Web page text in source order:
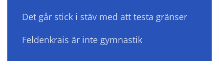
Det går stick i stäv med att testa gränser
Feldenkrais är inte gymnastik